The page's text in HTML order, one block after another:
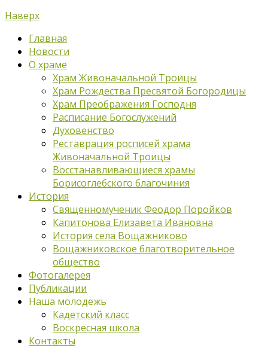
Наверх
Главная
Новости
О храме
Храм Живоначальной Троицы
Храм Рождества Пресвятой Богородицы
Храм Преображения Господня
Расписание Богослужений
Духовенство
Реставрация росписей храма
Живоначальной Троицы
Восстанавливающиеся храмы
Борисоглебского благочиния
История
Священномученик Феодор Поройков
Капитонова Елизавета Ивановна
История села Вощажниково
Вощажниковское благотворительное
общество
Фотогалерея
Публикации
Наша молодежь
Кадетский класс
Воскресная школа
Контакты